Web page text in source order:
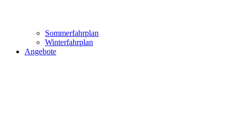
Sommerfahrplan
Winterfahrplan
Angebote